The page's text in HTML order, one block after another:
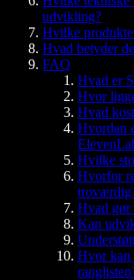
udvikling?
Hvilke
Hvad betyder
FAQ
Hvad er
Hvor
Hvad
Hvordan
Hvilke
Hvorfor
Hvad gør
Kan
Hvor kan